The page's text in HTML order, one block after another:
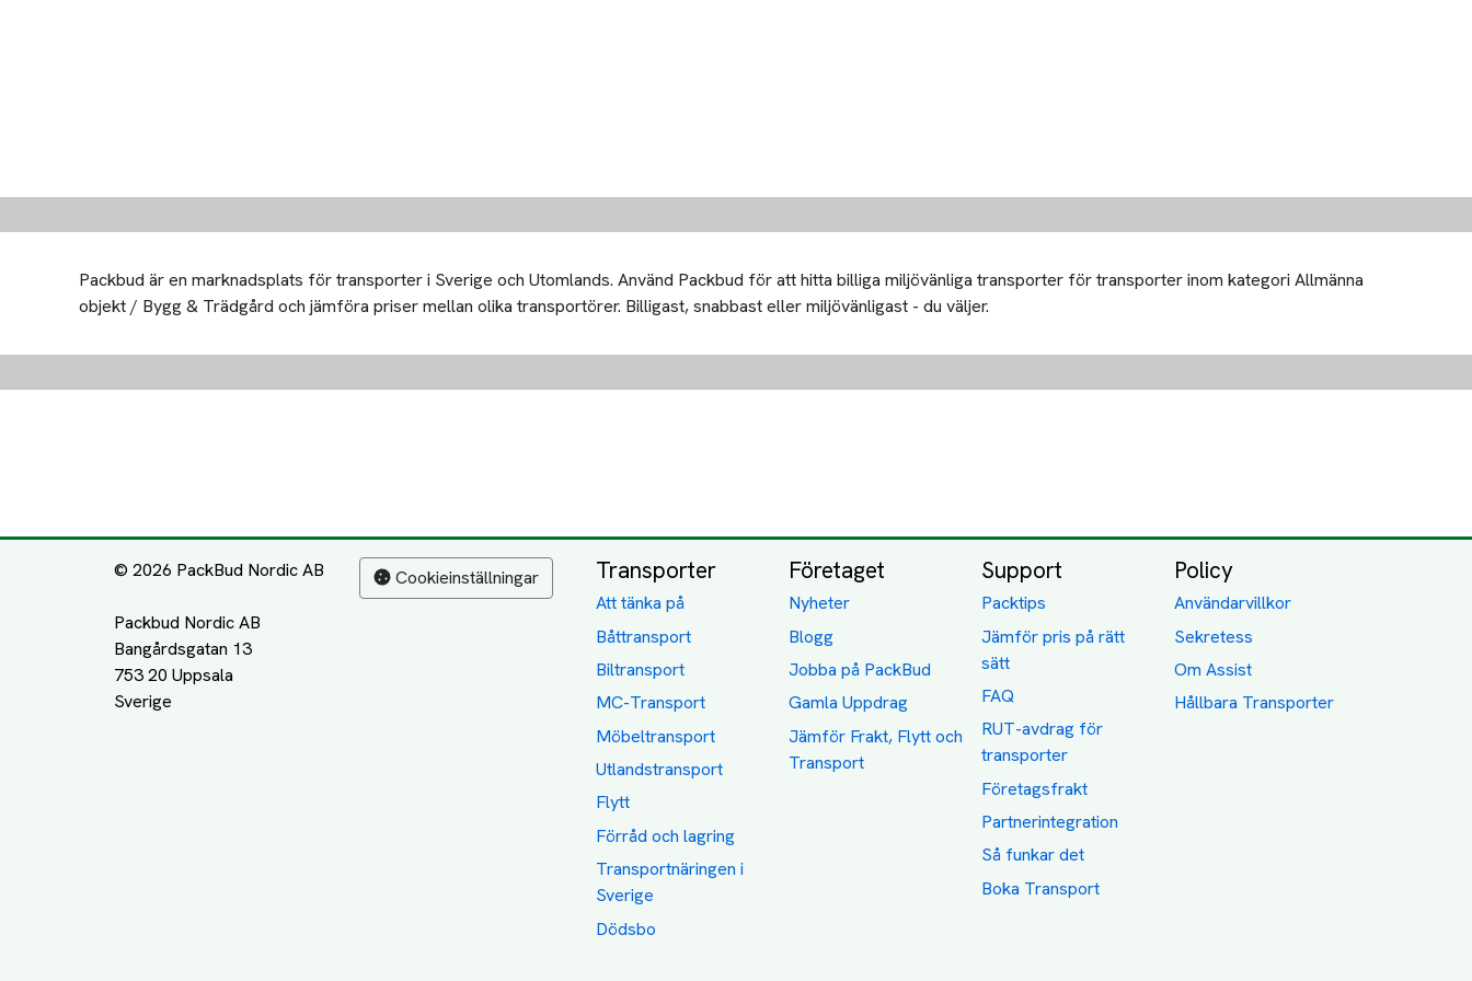
Packbud är en marknadsplats för transporter i Sverige och Utomlands. Använd Packbud för att hitta billiga miljövänliga transporter för transporter inom kategori Allmänna
objekt / Bygg & Trädgård och jämföra priser mellan olika transportörer. Billigast, snabbast eller miljövänligast - du väljer.
© 2026 PackBud Nordic AB
Packbud Nordic AB
Bangårdsgatan 13
753 20 Uppsala
Cookieinställningar Transporter
Att tänka på
Båttransport
Biltransport
MC-Transport
Möbeltransport
Utlandstransport
Flytt
Förråd och lagring
Transportnäringen i
Sverige
Dödsbo
Företaget
Nyheter
Blogg
Jobba på PackBud
Gamla Uppdrag
Jämför Frakt, Flytt och
Transport
Support
Packtips
Jämför pris på rätt
sätt
FAQ
RUT-avdrag för
transporter
Företagsfrakt
Partnerintegration
Så funkar det
Boka Transport
Policy
Användarvillkor
Sekretess
Om Assist
Hållbara Transporter